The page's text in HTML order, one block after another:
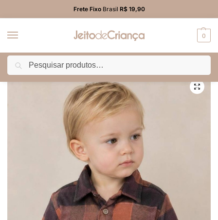
Frete FixoBrasil R$ 19,90
0
Início MENINOS / Camisa/Camiseta